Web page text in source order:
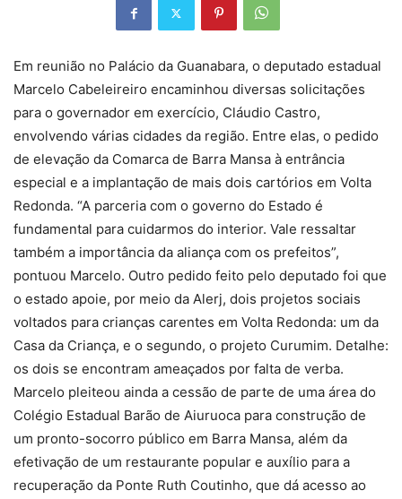
Em reunião no Palácio da Guanabara, o deputado estadual
Marcelo Cabeleireiro encaminhou diversas solicitações
para o governador em exercício, Cláudio Castro,
envolvendo várias cidades da região. Entre elas, o pedido
de elevação da Comarca de Barra Mansa à entrância
especial e a implantação de mais dois cartórios em Volta
Redonda. “A parceria com o governo do Estado é
fundamental para cuidarmos do interior. Vale ressaltar
também a importância da aliança com os prefeitos”,
pontuou Marcelo. Outro pedido feito pelo deputado foi que
o estado apoie, por meio da Alerj, dois projetos sociais
voltados para crianças carentes em Volta Redonda: um da
Casa da Criança, e o segundo, o projeto Curumim. Detalhe:
os dois se encontram ameaçados por falta de verba.
Marcelo pleiteou ainda a cessão de parte de uma área do
Colégio Estadual Barão de Aiuruoca para construção de
um pronto-socorro público em Barra Mansa, além da
efetivação de um restaurante popular e auxílio para a
recuperação da Ponte Ruth Coutinho, que dá acesso ao